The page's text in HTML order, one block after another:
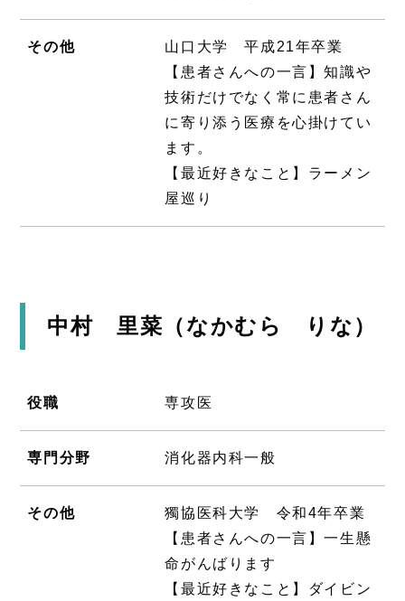
その他
山口大学 平成21年卒業
【患者さんへの一言】知識や
技術だけでなく常に患者さん
に寄り添う医療を心掛けてい
ます。
【最近好きなこと】ラーメン
屋巡り
中村 里菜（なかむら りな）
役職 専攻医
専門分野 消化器内科一般
その他
獨協医科大学 令和4年卒業
【患者さんへの一言】一生懸
命がんばります
【最近好きなこと】ダイビン